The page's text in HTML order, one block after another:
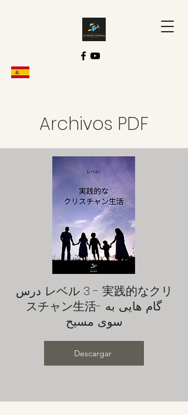
Archivos PDF
درس レベル 3 - 実践的なクリ
スチャン生活- گام هایی به
سوی مسیح
Descargar